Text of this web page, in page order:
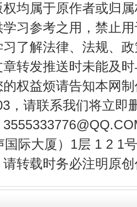
均属于原作者或归
习参考之用，禁止
了解法律、法规、
转发推送时未能及
权益烦请告知本网
，请联系我们将立即
国际大厦）1层 1 2 1
请转载时务必注明原
生生不息 一
”的免责幌子